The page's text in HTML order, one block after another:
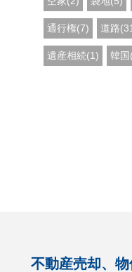
通行権(7) 道路
遺産相続(1) 韓国
不動産売却、